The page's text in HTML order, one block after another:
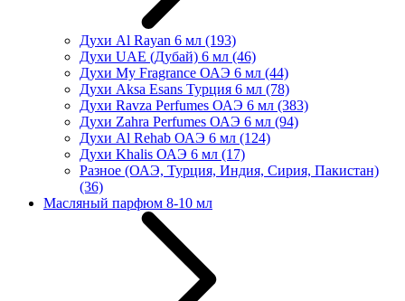
Духи Al Rayan 6 мл (193)
Духи UAE (Дубай) 6 мл (46)
Духи My Fragrance ОАЭ 6 мл (44)
Духи Aksa Esans Турция 6 мл (78)
Духи Ravza Perfumes ОАЭ 6 мл (383)
Духи Zahra Perfumes ОАЭ 6 мл (94)
Духи Al Rehab ОАЭ 6 мл (124)
Духи Khalis ОАЭ 6 мл (17)
Разное (ОАЭ, Турция, Индия, Сирия, Пакистан)
(36)
Масляный парфюм 8-10 мл